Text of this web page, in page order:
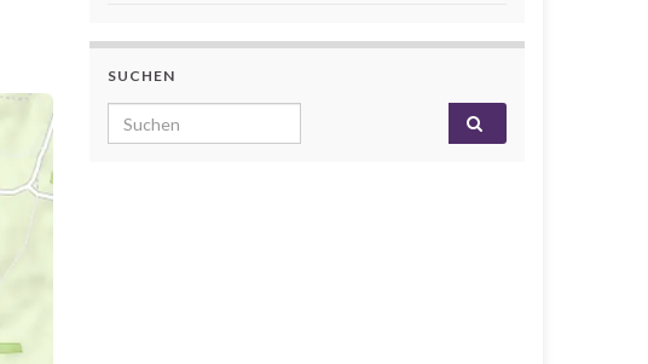
SUCHEN
Search for: